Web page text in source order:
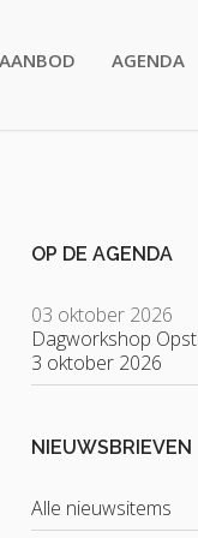
AANBOD AGENDA
OP DE AGENDA
03 oktober 2026
Dagworkshop
3 oktober 2026
NIEUWSBRIEVEN
Alle nieuwsitems